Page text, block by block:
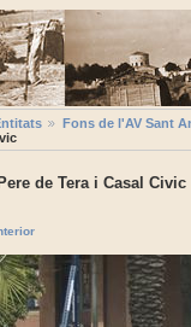
Fons de l'AV Sant
de Tera i Casal Civic